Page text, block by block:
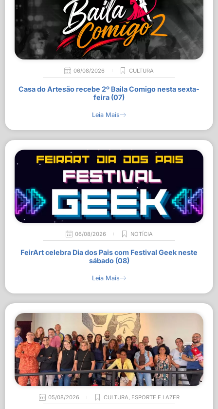
06/08/2026 CULTURA
Casa do Artesão recebe 2º Baila Comigo nesta sexta-
feira (07)
Leia Mais
06/08/2026 NOTÍCIA
FeirArt celebra Dia dos Pais com Festival Geek neste
sábado (08)
Leia Mais
05/08/2026 CULTURA, ESPORTE E LAZER